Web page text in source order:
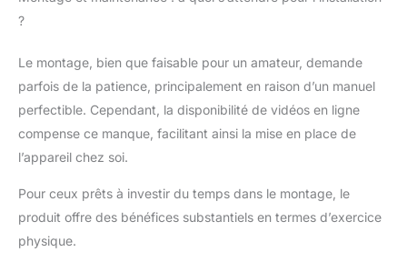
temps, la distance, le nombre, le total et les
calories pour suivre votre progression
pendant l'aviron. La pédale antidérapante
élargie soutient fermement chaque pas, et
le coussin ergonomique et moelleux vous
assure un confort optimal même après
aviron un plaisir!
𝙁𝘼𝘾𝙄𝙇𝙀 𝘼̀
𝘿𝙀́𝙋𝙇𝘼𝘾𝙀𝙍 𝙀𝙏 𝙍𝘼𝙋𝙄𝘿𝙀 𝘼̀ 𝘼𝙎𝙎𝙀𝙈𝘽𝙇𝙀𝙍
: Grâce à sa conception pré-assemblée à
?
Le montage, bien que faisable pour un amateur, demande
parfois de la patience, principalement en raison d’un manuel
perfectible. Cependant, la disponibilité de vidéos en ligne
compense ce manque, facilitant ainsi la mise en place de
l’appareil chez soi.
Pour ceux prêts à investir du temps dans le montage, le
produit offre des bénéfices substantiels en termes d’exercice
physique.